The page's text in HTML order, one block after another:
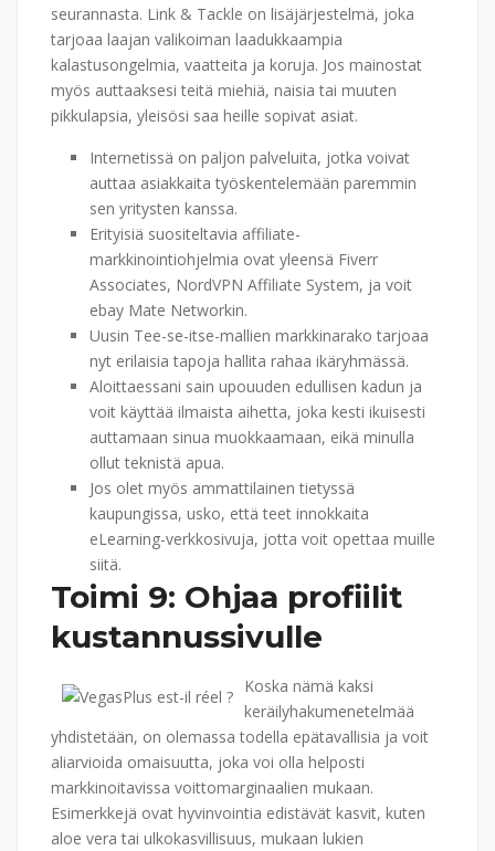
seurannasta. Link & Tackle on lisäjärjestelmä, joka
tarjoaa laajan valikoiman laadukkaampia
kalastusongelmia, vaatteita ja koruja. Jos mainostat
myös auttaaksesi teitä miehiä, naisia ​​tai muuten
pikkulapsia, yleisösi saa heille sopivat asiat.
Internetissä on paljon palveluita, jotka voivat
auttaa asiakkaita työskentelemään paremmin
sen yritysten kanssa.
Erityisiä suositeltavia affiliate-
markkinointiohjelmia ovat yleensä Fiverr
Associates, NordVPN Affiliate System, ja voit
ebay Mate Networkin.
Uusin Tee-se-itse-mallien markkinarako tarjoaa
nyt erilaisia ​​tapoja hallita rahaa ikäryhmässä.
Aloittaessani sain upouuden edullisen kadun ja
voit käyttää ilmaista aihetta, joka kesti ikuisesti
auttamaan sinua muokkaamaan, eikä minulla
ollut teknistä apua.
Jos olet myös ammattilainen tietyssä
kaupungissa, usko, että teet innokkaita
eLearning-verkkosivuja, jotta voit opettaa muille
siitä.
Toimi 9: Ohjaa profiilit
kustannussivulle
Koska nämä kaksi
keräilyhakumenetelmää
yhdistetään, on olemassa todella epätavallisia ja voit
aliarvioida omaisuutta, joka voi olla helposti
markkinoitavissa voittomarginaalien mukaan.
Esimerkkejä ovat hyvinvointia edistävät kasvit, kuten
aloe vera tai ulkokasvillisuus, mukaan lukien